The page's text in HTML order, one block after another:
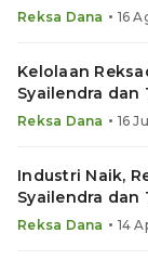
Income Naik 20
Reksa Dana • 16
Kelolaan
Syailendra
Mei 2023
Reksa Dana • 16
Industri Naik,
Syailendra
Maret 2023
Reksa Dana • 14